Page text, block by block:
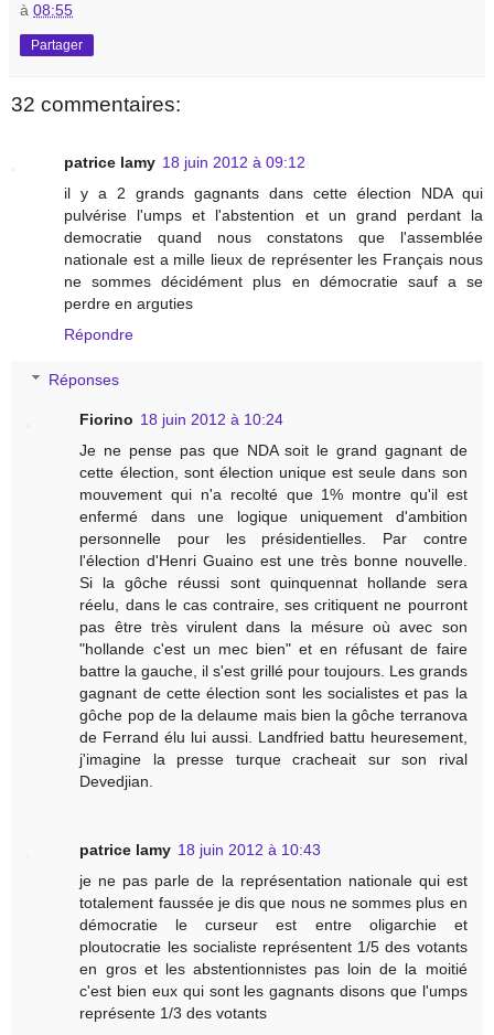
à 08:55
Partager
32 commentaires:
patrice lamy 18 juin 2012 à 09:12
il y a 2 grands gagnants dans cette élection NDA qui
pulvérise l'umps et l'abstention et un grand perdant la
democratie quand nous constatons que l'assemblée
nationale est a mille lieux de représenter les Français nous
ne sommes décidément plus en démocratie sauf a se
perdre en arguties
Répondre
Réponses
Fiorino 18 juin 2012 à 10:24
Je ne pense pas que NDA soit le grand gagnant de
cette élection, sont élection unique est seule dans son
mouvement qui n'a recolté que 1% montre qu'il est
enfermé dans une logique uniquement d'ambition
personnelle pour les présidentielles. Par contre
l'élection d'Henri Guaino est une très bonne nouvelle.
Si la gôche réussi sont quinquennat hollande sera
réelu, dans le cas contraire, ses critiquent ne pourront
pas être très virulent dans la mésure où avec son
"hollande c'est un mec bien" et en réfusant de faire
battre la gauche, il s'est grillé pour toujours. Les grands
gagnant de cette élection sont les socialistes et pas la
gôche pop de la delaume mais bien la gôche terranova
de Ferrand élu lui aussi. Landfried battu heuresement,
j'imagine la presse turque cracheait sur son rival
Devedjian.
patrice lamy 18 juin 2012 à 10:43
je ne pas parle de la représentation nationale qui est
totalement faussée je dis que nous ne sommes plus en
démocratie le curseur est entre oligarchie et
ploutocratie les socialiste représentent 1/5 des votants
en gros et les abstentionnistes pas loin de la moitié
c'est bien eux qui sont les gagnants disons que l'umps
représente 1/3 des votants